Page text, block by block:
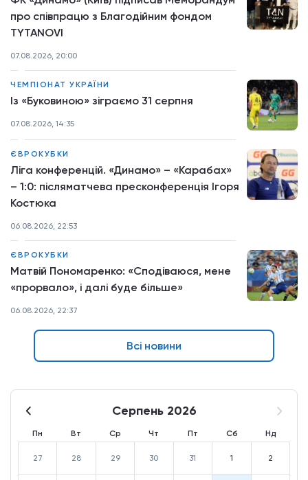
про співпрацю з Благодійним фондом
TYTANOVI
07.08.2026, 20:00
ЧЕМПІОНАТ УКРАЇНИ
Із «Буковиною» зіграємо 31 серпня
07.08.2026, 14:35
ЄВРОКУБКИ
Ліга конференцій. «Динамо» – «Карабах»
– 1:0: післяматчева пресконференція Ігоря
Костюка
06.08.2026, 22:53
ЄВРОКУБКИ
Матвій Пономаренко: «Сподіваюся, мене
«прорвало», і далі буде більше»
06.08.2026, 22:37
Всі новини
Серпень 2026
Пн Вт Ср Чт Пт Сб Нд
27 28 29 30 31 1 2